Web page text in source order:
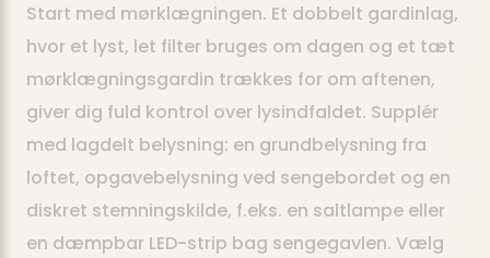
Start med mørklægningen. Et dobbelt gardinlag,
hvor et lyst, let filter bruges om dagen og et tæt
mørklægningsgardin trækkes for om aftenen,
giver dig fuld kontrol over lysindfaldet. Supplér
med lagdelt belysning: en grundbelysning fra
loftet, opgavebelysning ved sengebordet og en
diskret stemningskilde, f.eks. en saltlampe eller
en dæmpbar LED-strip bag sengegavlen. Vælg